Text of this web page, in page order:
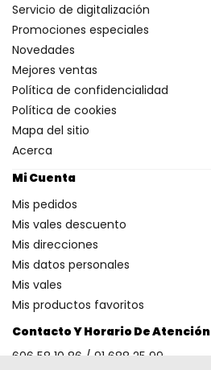
Contacto Y Horario De Atención
606 58 10 86 / 91 688 25 99
Servicio de digitalización
Promociones especiales
Novedades
Mejores ventas
Política de confidencialidad
Política de cookies
Mapa del sitio
Acerca
Mi Cuenta
Mis pedidos
Mis vales descuento
Mis direcciones
Mis datos personales
Mis vales
Mis productos favoritos